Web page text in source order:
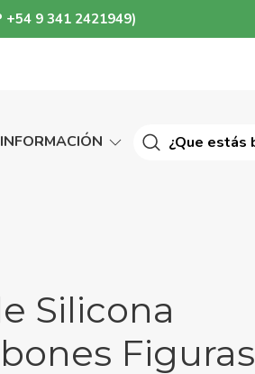
+54 9 341 2421949)
INFORMACIÓN
Silicona
Figuras